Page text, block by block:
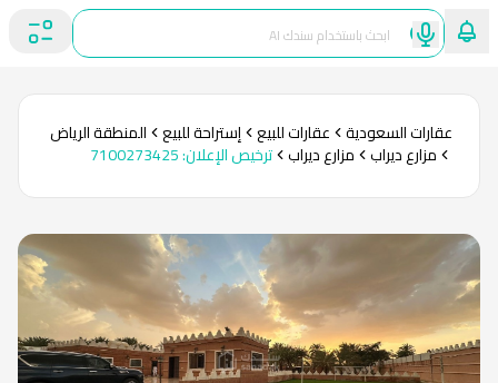
عقارات السعودية عقارات للبيع إستراحة للبيع المنطقة الرياض
مزارع ديراب مزارع ديراب ترخيص الإعلان:
7100273425